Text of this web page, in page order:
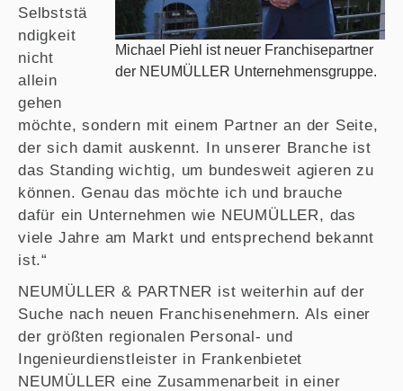
Michael Piehl ist neuer Franchisepartner
der NEUMÜLLER Unternehmensgruppe.
Selbststä
ndigkeit
nicht
allein
gehen
möchte, sondern mit einem Partner an der Seite,
der sich damit auskennt. In unserer Branche ist
das Standing wichtig, um bundesweit agieren zu
können. Genau das möchte ich und brauche
dafür ein Unternehmen wie NEUMÜLLER, das
viele Jahre am Markt und entsprechend bekannt
ist.“
NEUMÜLLER & PARTNER ist weiterhin auf der
Suche nach neuen Franchisenehmern. Als einer
der größten regionalen Personal- und
Ingenieurdienstleister in Frankenbietet
NEUMÜLLER eine Zusammenarbeit in einer